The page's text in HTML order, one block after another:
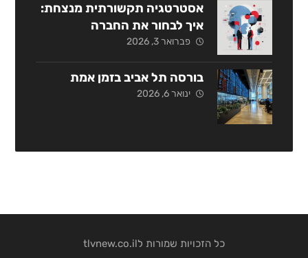
אסטרטגיה תקשורתית מנצחת:
איך לבחור את החברה
המתאימה בישראל?
פברואר 3, 2026
בורסה תל אביב בזמן אמת
ינואר 6, 2026
כל הזכויות שמורות לtlvnew.co.il